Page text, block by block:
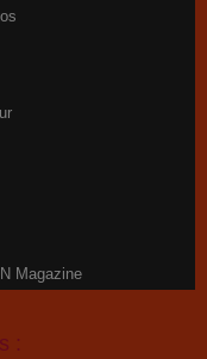
Magazine